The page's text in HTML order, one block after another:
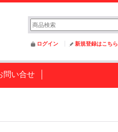
ログイン 新規登録はこちら
問い合せ